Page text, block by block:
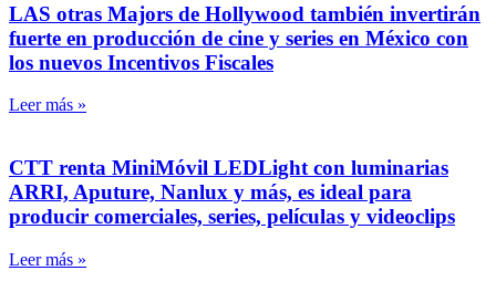
LAS otras Majors de Hollywood también invertirán
fuerte en producción de cine y series en México con
los nuevos Incentivos Fiscales
Leer más »
CTT renta MiniMóvil LEDLight con luminarias
ARRI, Aputure, Nanlux y más, es ideal para
producir comerciales, series, películas y videoclips
Leer más »